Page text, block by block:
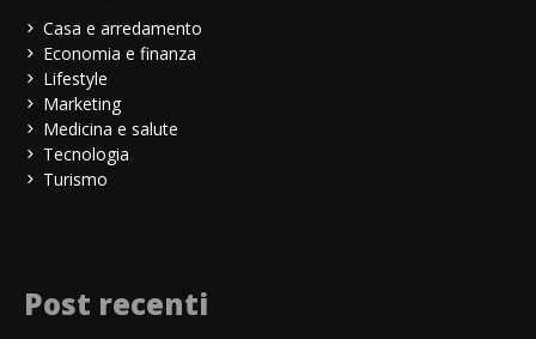
Casa e arredamento
Economia e finanza
Lifestyle
Marketing
Medicina e salute
Tecnologia
Turismo
Post recenti